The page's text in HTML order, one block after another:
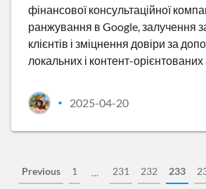
фінансової консультаційної
ранжування в Google, залучення
клієнтів і зміцнення довіри за
локальних і контент-орієнтованих
• 2025-04-20
Previous 1 … 231 232 233